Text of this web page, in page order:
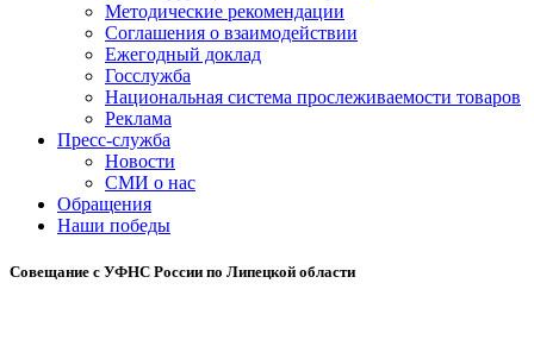
Методические рекомендации
Соглашения о взаимодействии
Ежегодный доклад
Госслужба
Национальная система прослеживаемости товаров
Реклама
Пресс-служба
Новости
СМИ о нас
Обращения
Наши победы
Совещание с УФНС России по Липецкой области